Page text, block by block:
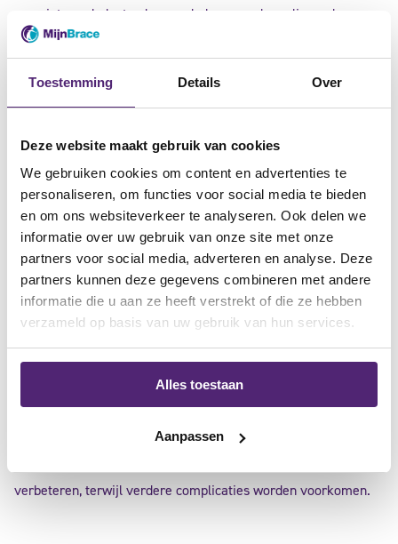
Toestemming Details Over
Deze website maakt gebruik van cookies
We gebruiken cookies om content en advertenties te
personaliseren, om functies voor social media te bieden
en om ons websiteverkeer te analyseren. Ook delen we
informatie over uw gebruik van onze site met onze
partners voor social media, adverteren en analyse. Deze
partners kunnen deze gegevens combineren met andere
informatie die u aan ze heeft verstrekt of die ze hebben
verzameld op basis van uw gebruik van hun services.
Alles toestaan
Aanpassen
niet overbelasten kunnen helpen om de omliggende
spieren te versterken.
Anders bewegen: Vermijd sporten en activiteiten die
plotselinge draaiingen of hoge impact op de knieën
vereisen. Kies voor zwemmen of fietsen die de knieën
minder belasten.
zoals een kniebrace tijdens activiteiten. Zorg voor goede
ergonomische omstandigheden op het werk.
Fysiotherapie: Regelmatig fysiotherapie om de spieren
rond de knie te versterken en de balans te verbeteren.
Medisch advies: Regelmatige consultaties met een
Deze aanbevelingen helpen om de symptomen van een
verbeteren, terwijl verdere complicaties worden voorkomen.